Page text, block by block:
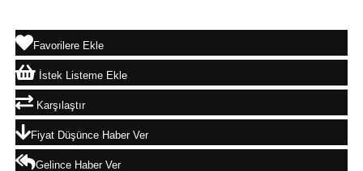
Favorilere Ekle
İstek Listeme Ekle
Karşılaştır
Fiyat Düşünce Haber Ver
Gelince Haber Ver